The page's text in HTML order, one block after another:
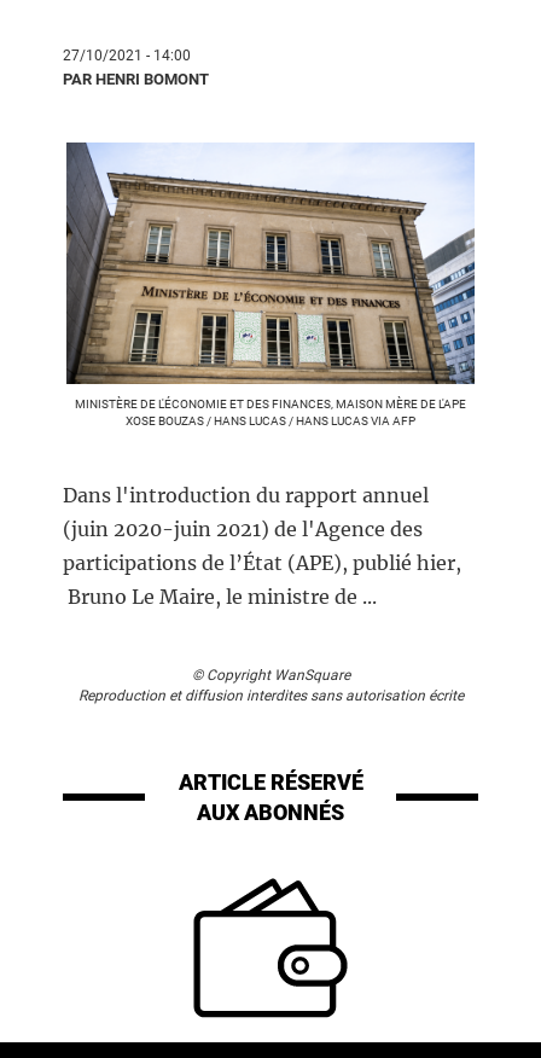
27/10/2021 - 14:00
PAR HENRI BOMONT
MINISTÈRE DE L'ÉCONOMIE ET DES FINANCES, MAISON MÈRE DE L'APE
XOSE BOUZAS / HANS LUCAS / HANS LUCAS VIA AFP
Dans l'introduction du rapport annuel
(juin 2020-juin 2021) de l'Agence des
participations de l’État (APE), publié hier,
Bruno Le Maire, le ministre de ...
© Copyright WanSquare
Reproduction et diffusion interdites sans autorisation écrite
ARTICLE RÉSERVÉ
AUX ABONNÉS